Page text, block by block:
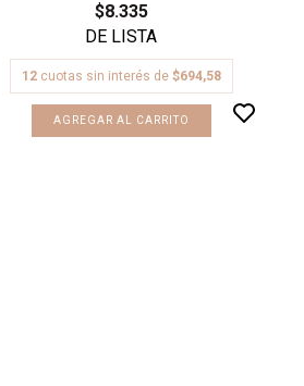
$8.335
12 cuotas sin interés de $694,58
AGREGAR AL CARRITO